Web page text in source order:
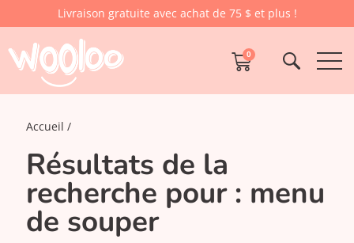
Livraison gratuite avec achat de 75 $ et plus !
0
Accueil
Résultats de la
recherche pour : menu
de souper